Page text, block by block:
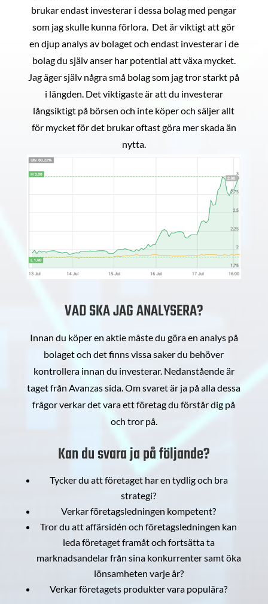
brukar endast investerar i dessa bolag med pengar
som jag skulle kunna förlora. Det är viktigt att gör
en djup analys av bolaget och endast investerar i de
bolag du själv anser har potential att växa mycket.
Jag äger själv några små bolag som jag tror starkt på
i längden. Det viktigaste är att du investerar
långsiktigt på börsen och inte köper och säljer allt
för mycket för det brukar oftast göra mer skada än
nytta.
VAD SKA JAG ANALYSERA?
Innan du köper en aktie måste du göra en analys på
bolaget och det finns vissa saker du behöver
kontrollera innan du investerar. Nedanstående är
taget från Avanzas sida. Om svaret är ja på alla dessa
frågor verkar det vara ett företag du förstår dig på
och tror på.
Kan du svara ja på följande?
Tycker du att företaget har en tydlig och bra
strategi?
Verkar företagsledningen kompetent?
Tror du att affärsidén och företagsledningen kan
leda företaget framåt och fortsätta ta
marknadsandelar från sina konkurrenter samt öka
lönsamheten varje år?
Verkar företagets produkter vara populära?